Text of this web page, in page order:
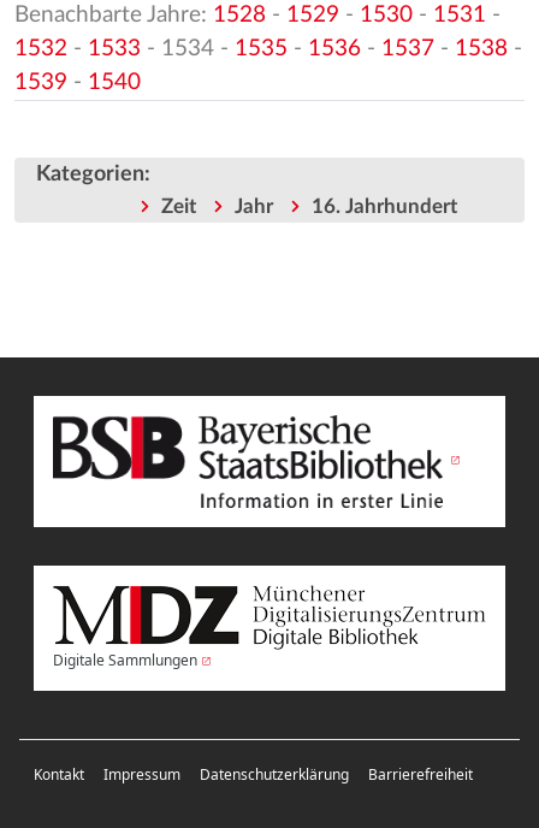
Benachbarte Jahre: 1528 - 1529 - 1530 - 1531 -
1532 - 1533 - 1534 - 1535 - 1536 - 1537 - 1538 -
1539 - 1540
Kategorien:
Zeit Jahr 16. Jahrhundert
Digitale Sammlungen
Kontakt Impressum Datenschutzerklärung Barrierefreiheit